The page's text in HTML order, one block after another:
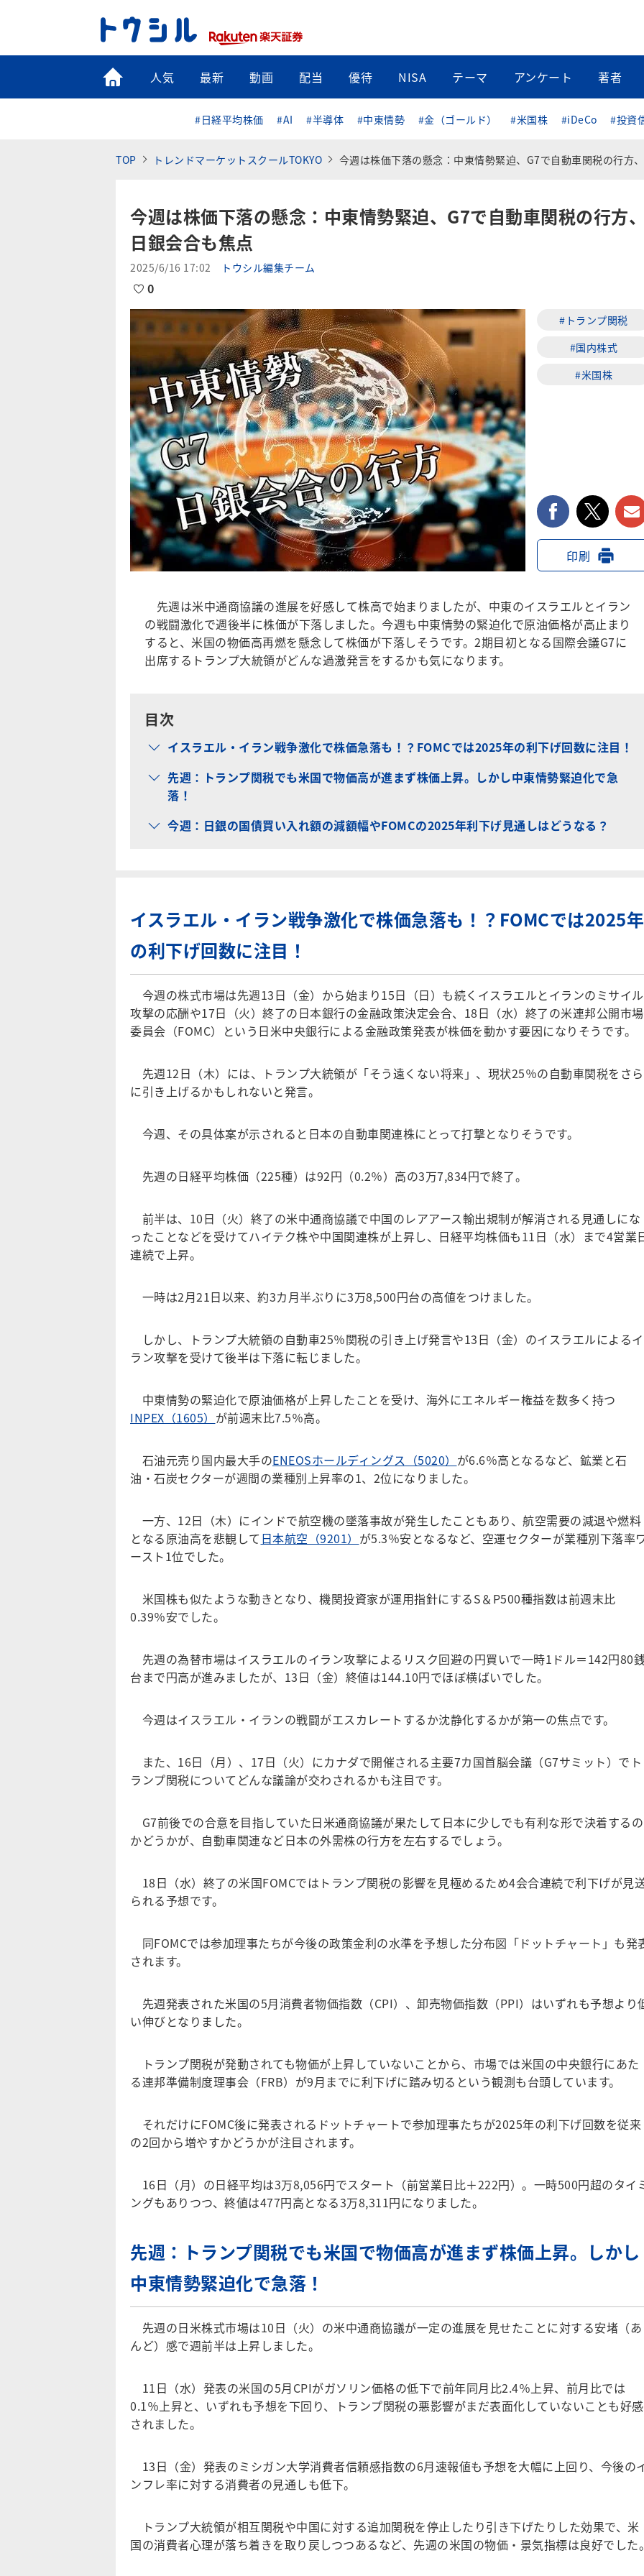
トップ
人気 最新 動画 配当 優待 NISA テーマ アンケート 著者
#日経平均株価 #AI #半導体 #中東情勢 #金（ゴールド） #米国株 #iDeCo #投資
TOP トレンドマーケットスクールTOKYO 今週は株価下落の懸念：中東情勢緊迫、G7で自動車関税の行方、日銀会合も
今週は株価下落の懸念：中東情勢緊迫、G7で自動車関税の行方
日銀会合も焦点
2025/6/16 17:02 トウシル編集チーム
0
#トランプ関税
#国内株式
#米国株
facebook
印刷
先週は米中通商協議の進展を好感して株高で始まりましたが、中東のイスラエルとイラン
の戦闘激化で週後半に株価が下落しました。今週も中東情勢の緊迫化で原油価格が高止まり
すると、米国の物価高再燃を懸念して株価が下落しそうです。2期目初となる国際会議G7に
出席するトランプ大統領がどんな過激発言をするかも気になります。
目次
イスラエル・イラン戦争激化で株価急落も！？FOMCでは2025年の利下げ回数に注目！
先週：トランプ関税でも米国で物価高が進まず株価上昇。しかし中東情勢緊迫化で急
落！
今週：日銀の国債買い入れ額の減額幅やFOMCの2025年利下げ見通しはどうなる？
イスラエル・イラン戦争激化で株価急落も！？FOMCでは2025年
の利下げ回数に注目！
今週の株式市場は先週13日（金）から始まり15日（日）も続くイスラエルとイランのミサイル
攻撃の応酬や17日（火）終了の日本銀行の金融政策決定会合、18日（水）終了の米連邦公開市場
委員会（FOMC）という日米中央銀行による金融政策発表が株価を動かす要因になりそうです。
先週12日（木）には、トランプ大統領が「そう遠くない将来」、現状25％の自動車関税をさら
に引き上げるかもしれないと発言。
今週、その具体案が示されると日本の自動車関連株にとって打撃となりそうです。
先週の日経平均株価（225種）は92円（0.2％）高の3万7,834円で終了。
前半は、10日（火）終了の米中通商協議で中国のレアアース輸出規制が解消される見通しにな
ったことなどを受けてハイテク株や中国関連株が上昇し、日経平均株価も11日（水）まで4営業
連続で上昇。
一時は2月21日以来、約3カ月半ぶりに3万8,500円台の高値をつけました。
しかし、トランプ大統領の自動車25％関税の引き上げ発言や13日（金）のイスラエルによるイ
ラン攻撃を受けて後半は下落に転じました。
中東情勢の緊迫化で原油価格が上昇したことを受け、海外にエネルギー権益を数多く持つ
INPEX（1605） が前週末比7.5％高。
石油元売り国内最大手のENEOSホールディングス（5020） が6.6％高となるなど、鉱業と石
油・石炭セクターが週間の業種別上昇率の1、2位になりました。
一方、12日（木）にインドで航空機の墜落事故が発生したこともあり、航空需要の減退や燃料
となる原油高を悲観して 日本航空（9201） が5.3％安となるなど、空運セクターが業種別下落率
ースト1位でした。
米国株も似たような動きとなり、機関投資家が運用指針にするS＆P500種指数は前週末比
0.39％安でした。
先週の為替市場はイスラエルのイラン攻撃によるリスク回避の円買いで一時1ドル＝142円80
台まで円高が進みましたが、13日（金）終値は144.10円でほぼ横ばいでした。
今週はイスラエル・イランの戦闘がエスカレートするか沈静化するかが第一の焦点です。
また、16日（月）、17日（火）にカナダで開催される主要7カ国首脳会議（G7サミット）でト
ランプ関税についてどんな議論が交わされるかも注目です。
G7前後での合意を目指していた日米通商協議が果たして日本に少しでも有利な形で決着するの
かどうかが、自動車関連など日本の外需株の行方を左右するでしょう。
18日（水）終了の米国FOMCではトランプ関税の影響を見極めるため4会合連続で利下げが見
られる予想です。
同FOMCでは参加理事たちが今後の政策金利の水準を予想した分布図「ドットチャート」も発
されます。
先週発表された米国の5月消費者物価指数（CPI）、卸売物価指数（PPI）はいずれも予想より
い伸びとなりました。
トランプ関税が発動されても物価が上昇していないことから、市場では米国の中央銀行にあた
る連邦準備制度理事会（FRB）が9月までに利下げに踏み切るという観測も台頭しています。
それだけにFOMC後に発表されるドットチャートで参加理事たちが2025年の利下げ回数を従来
の2回から増やすかどうかが注目されます。
16日（月）の日経平均は3万8,056円でスタート（前営業日比＋222円）。一時500円超のタイ
ングもありつつ、終値は477円高となる3万8,311円になりました。
先週：トランプ関税でも米国で物価高が進まず株価上昇。しかし
中東情勢緊迫化で急落！
先週の日米株式市場は10日（火）の米中通商協議が一定の進展を見せたことに対する安堵（あ
んど）感で週前半は上昇しました。
11日（水）発表の米国の5月CPIがガソリン価格の低下で前年同月比2.4％上昇、前月比では
0.1％上昇と、いずれも予想を下回り、トランプ関税の悪影響がまだ表面化していないことも好感
されました。
13日（金）発表のミシガン大学消費者信頼感指数の6月速報値も予想を大幅に上回り、今後の
ンフレ率に対する消費者の見通しも低下。
トランプ大統領が相互関税や中国に対する追加関税を停止したり引き下げたりした効果で、米
国の消費者心理が落ち着きを取り戻しつつあるなど、先週の米国の物価・景気指標は良好でした